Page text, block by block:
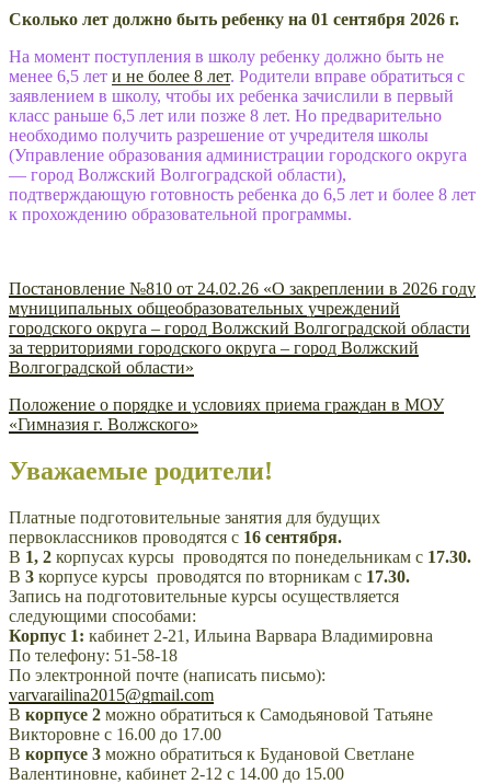
Сколько лет должно быть ребенку на 01 сентября 2026 г.
На момент поступления в школу ребенку должно быть не
менее 6,5 лет и не более 8 лет. Родители вправе обратиться с
заявлением в школу, чтобы их ребенка зачислили в первый
класс раньше 6,5 лет или позже 8 лет. Но предварительно
необходимо получить разрешение от учредителя школы
(Управление образования администрации городского округа
— город Волжский Волгоградской области),
подтверждающую готовность ребенка до 6,5 лет и более 8 лет
к прохождению образовательной программы.
Постановление №810 от 24.02.26 «О закреплении в 2026 году
муниципальных общеобразовательных учреждений
городского округа – город Волжский Волгоградской области
за территориями городского округа – город Волжский
Волгоградской области»
Положение о порядке и условиях приема граждан в МОУ
«Гимназия г. Волжского»
Уважаемые родители!
Платные подготовительные занятия для будущих
первоклассников проводятся с 16 сентября.
В 1, 2 корпусах курсы проводятся по понедельникам с 17.30.
В 3 корпусе курсы проводятся по вторникам с 17.30.
Запись на подготовительные курсы осуществляется
следующими способами:
Корпус 1: кабинет 2-21, Ильина Варвара Владимировна
По телефону: 51-58-18
По электронной почте (написать письмо):
varvarailina2015@gmail.com
В корпусе 2 можно обратиться к Самодьяновой Татьяне
Викторовне с 16.00 до 17.00
В корпусе 3 можно обратиться к Будановой Светлане
Валентиновне, кабинет 2-12 с 14.00 до 15.00